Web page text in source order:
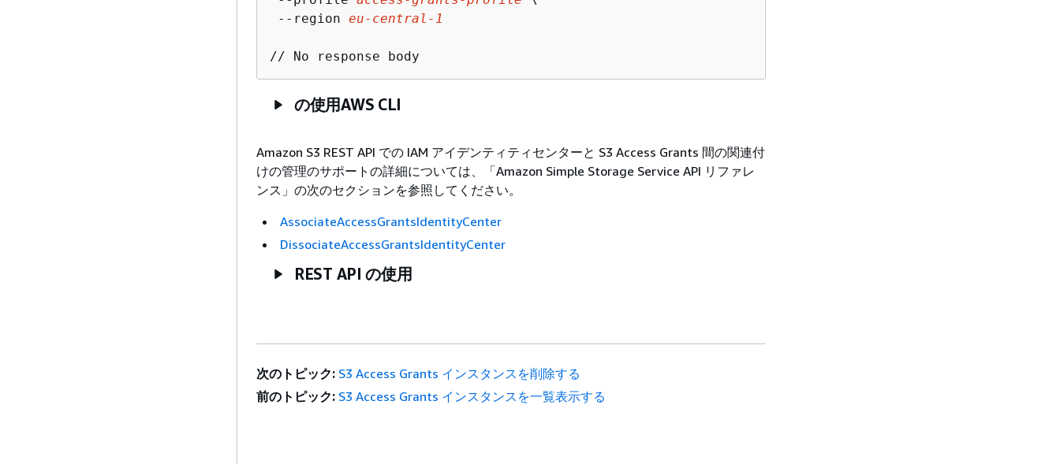
--region eu-central-1
の使用AWS CLI
Amazon S3 REST API での IAM アイデンティティセンターと S3 Access Grants 間の関連付
けの管理のサポートの詳細については、「Amazon Simple Storage Service API リファレ
ンス」の次のセクションを参照してください。
AssociateAccessGrantsIdentityCenter
DissociateAccessGrantsIdentityCenter
REST API の使用
次のトピック: S3 Access Grants インスタンスを削除する
前のトピック: S3 Access Grants インスタンスを一覧表示する